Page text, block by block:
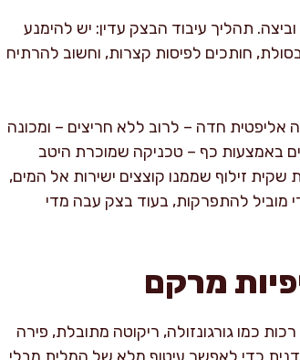
תהליך עיבוד הבצק עדין: יש להימנע
חותכים לפיסות קצרות, וחשוב להרתיח
אליפטית חדה – לרוב ללא חריצים – ומכונה
באמצעות כף – טכניקה שמוכרת היטב
שקית זילוף שממנו קוצצים ישירות אל המים,
מוביל להתפרקות, בעוד בצק עבה מדי
מרקם
כמו גורגונזולה, ריקוטה מתובלת, פירה